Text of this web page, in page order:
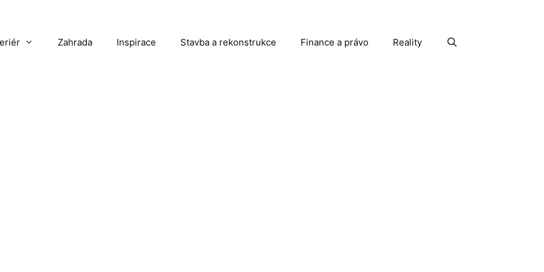
Zahrada Inspirace Stavba a rekonstrukce Finance a právo Reality